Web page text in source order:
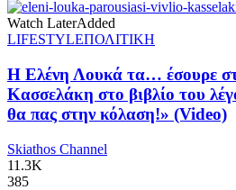
Watch LaterAdded
LIFESTYLEΠΟΛΙΤΙΚΗ
Η Ελένη Λουκά τα… έσουρε
Κασσελάκη στο βιβλίο του
θα πας στην κόλαση!» (Video)
Skiathos Channel
11.3K
385